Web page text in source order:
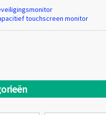
touchscreen monitor